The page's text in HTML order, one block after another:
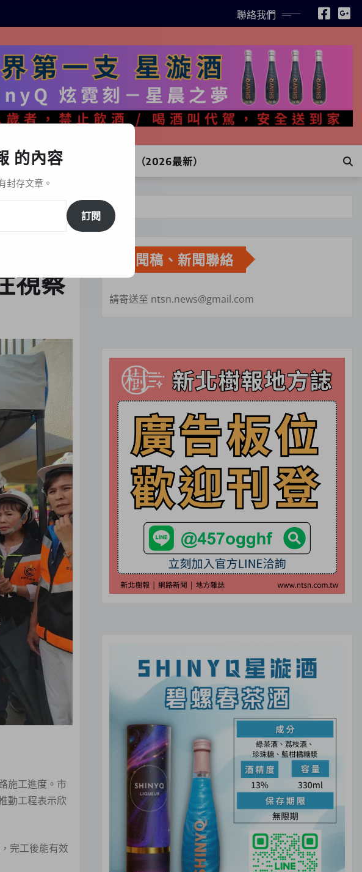
聯絡我們
｜官方購買通路與LINE訂購（2026最新）
視察
施工進度。市
動工程表示欣
完工後能有效
新聞稿、新聞聯絡
請寄送至 ntsn.news@gmail.com
的內容
封存文章。
訂閱